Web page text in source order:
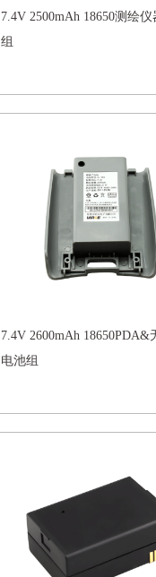
7.4V 2500mAh 18650测绘
组
7.4V 2600mAh 18650PDA&
电池组